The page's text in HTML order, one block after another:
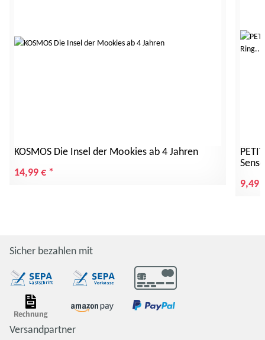
KOSMOS Die Insel der Mookies ab 4 Jahren
14,99 € *
9,49
Sicher bezahlen mit
Versandpartner